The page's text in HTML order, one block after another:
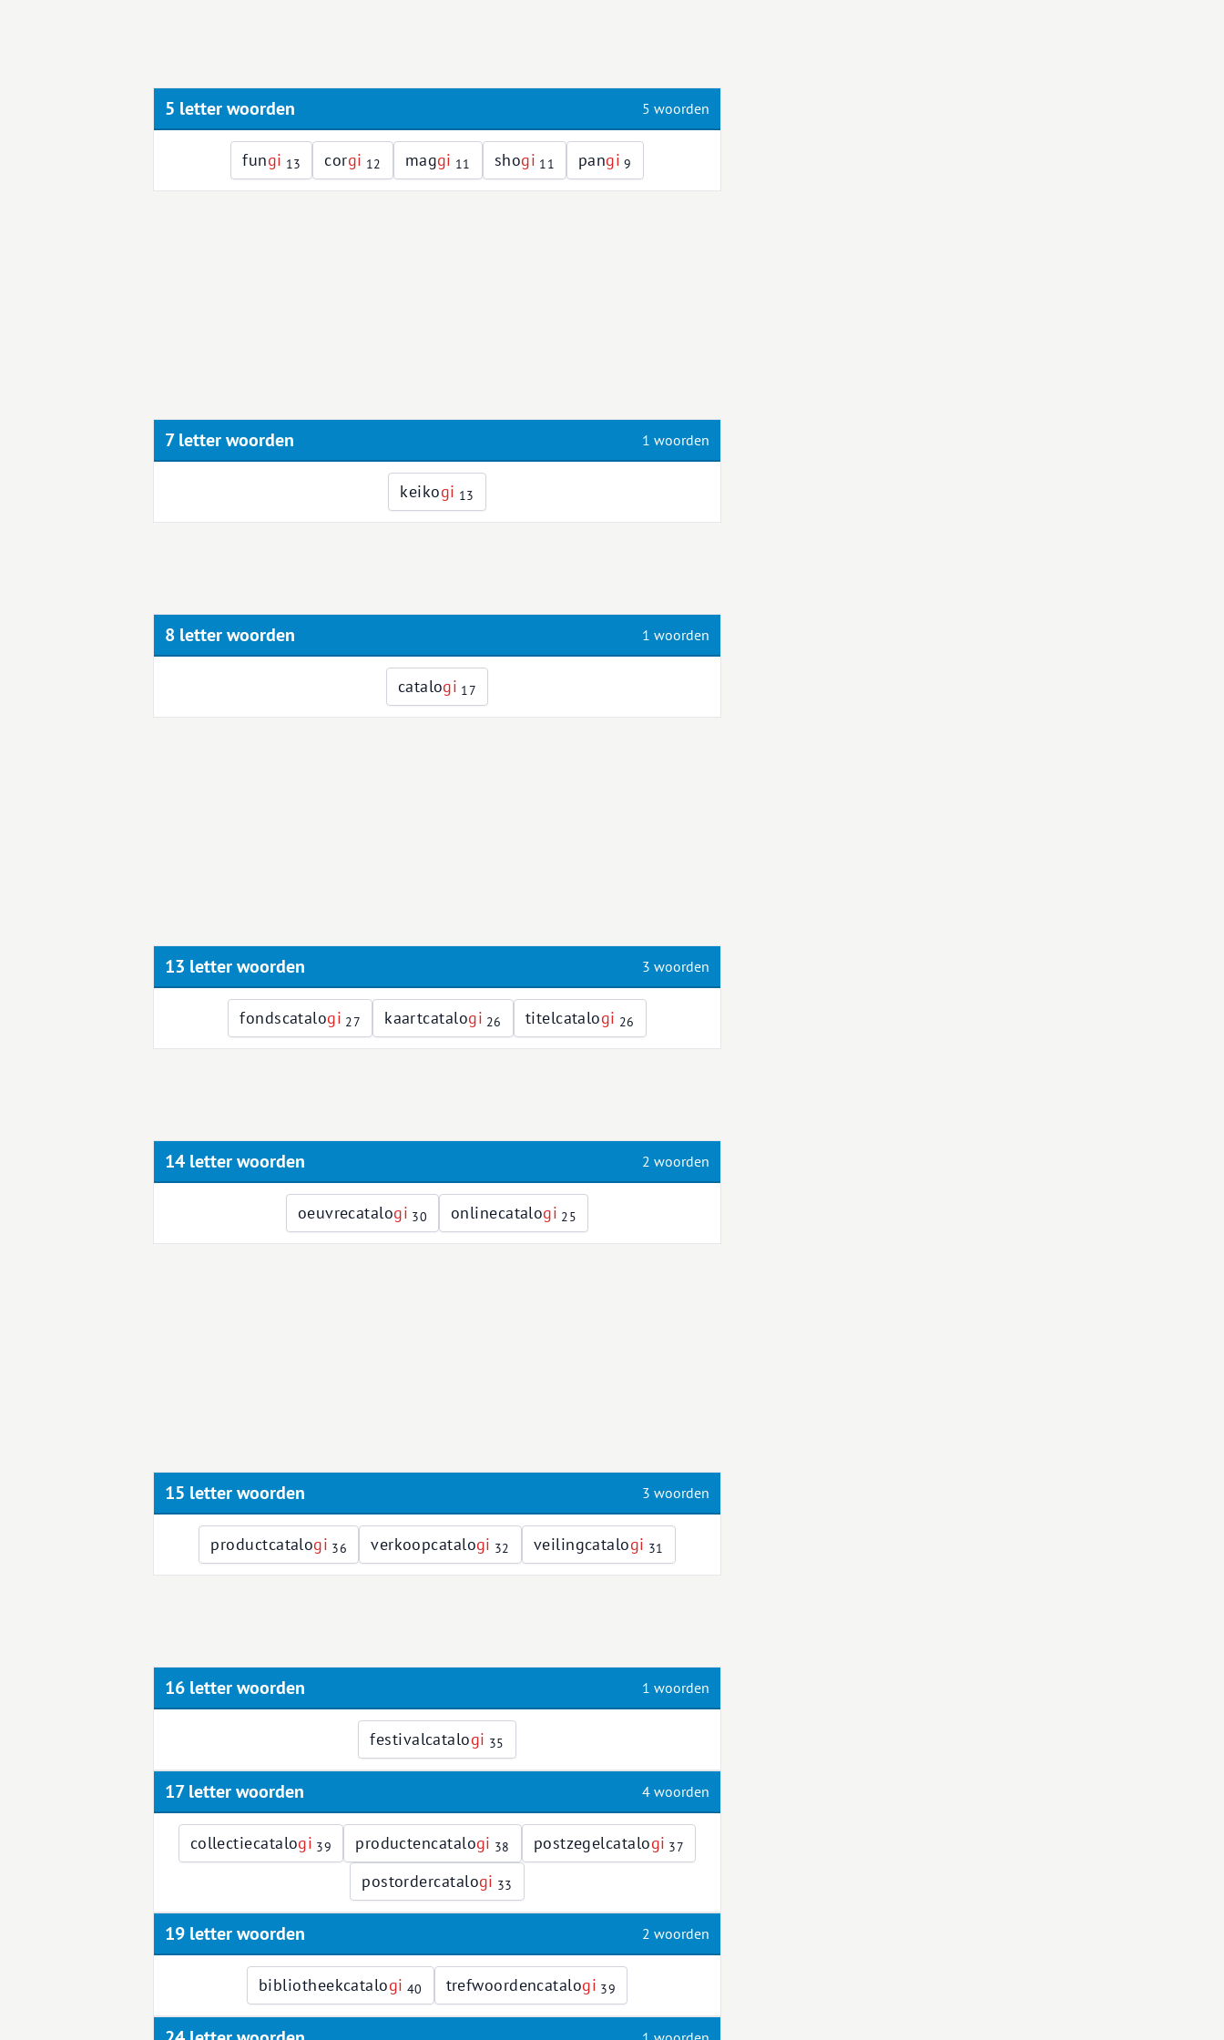
5 letter woorden 5 woorden
fungi 13 corgi 12 maggi 11 shogi 11 pangi 9
7 letter woorden 1 woorden
keikogi 13
8 letter woorden 1 woorden
catalogi 17
13 letter woorden 3 woorden
fondscatalogi 27 kaartcatalogi 26 titelcatalogi 26
14 letter woorden 2 woorden
oeuvrecatalogi 30 onlinecatalogi 25
15 letter woorden 3 woorden
productcatalogi 36 verkoopcatalogi 32 veilingcatalogi 31
16 letter woorden 1 woorden
festivalcatalogi 35
17 letter woorden 4 woorden
collectiecatalogi 39 productencatalogi 38 postzegelcatalogi 37
postordercatalogi 33
19 letter woorden 2 woorden
bibliotheekcatalogi 40 trefwoordencatalogi 39